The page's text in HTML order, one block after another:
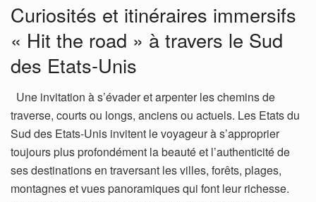
Curiosités et itinéraires immersifs
« Hit the road » à travers le Sud
des Etats-Unis
Une invitation à s’évader et arpenter les chemins de
traverse, courts ou longs, anciens ou actuels. Les Etats du
Sud des Etats-Unis invitent le voyageur à s’approprier
toujours plus profondément la beauté et l’authenticité de
ses destinations en traversant les villes, forêts, plages,
montagnes et vues panoramiques qui font leur richesse.